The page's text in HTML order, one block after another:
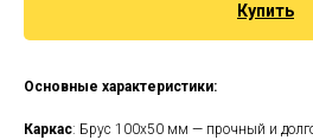
Купить
Основные характеристики:
Каркас: Брус 100x50 мм — прочный и